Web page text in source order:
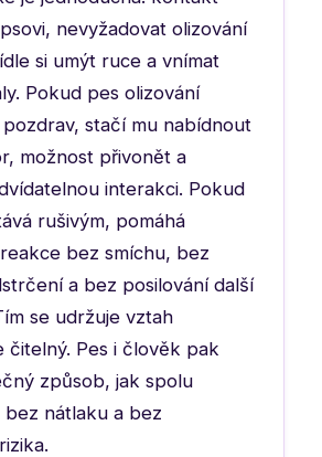
nevyžadovat olizování
si umýt ruce a vnímat
Pokud pes olizování
stačí mu nabídnout
možnost přivonět a
interakci. Pokud
rušivým, pomáhá
bez smíchu, bez
a bez posilování další
se udržuje vztah
čitelný. Pes i člověk pak
způsob, jak spolu
nátlaku a bez